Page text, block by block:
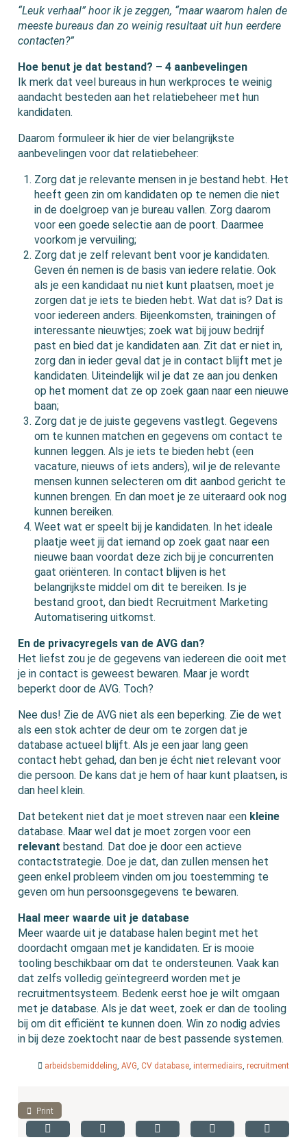
“Leuk verhaal” hoor ik je zeggen, “maar waarom halen de
meeste bureaus dan zo weinig resultaat uit hun eerdere
contacten?”
Hoe benut je dat bestand? – 4 aanbevelingen
Ik merk dat veel bureaus in hun werkproces te weinig
aandacht besteden aan het relatiebeheer met hun
kandidaten.
Daarom formuleer ik hier de vier belangrijkste
aanbevelingen voor dat relatiebeheer:
Zorg dat je relevante mensen in je bestand hebt. Het
heeft geen zin om kandidaten op te nemen die niet
in de doelgroep van je bureau vallen. Zorg daarom
voor een goede selectie aan de poort. Daarmee
voorkom je vervuiling;
Zorg dat je zelf relevant bent voor je kandidaten.
Geven én nemen is de basis van iedere relatie. Ook
als je een kandidaat nu niet kunt plaatsen, moet je
zorgen dat je iets te bieden hebt. Wat dat is? Dat is
voor iedereen anders. Bijeenkomsten, trainingen of
interessante nieuwtjes; zoek wat bij jouw bedrijf
past en bied dat je kandidaten aan. Zit dat er niet in,
zorg dan in ieder geval dat je in contact blijft met je
kandidaten. Uiteindelijk wil je dat ze aan jou denken
op het moment dat ze op zoek gaan naar een nieuwe
baan;
Zorg dat je de juiste gegevens vastlegt. Gegevens
om te kunnen matchen en gegevens om contact te
kunnen leggen. Als je iets te bieden hebt (een
vacature, nieuws of iets anders), wil je de relevante
mensen kunnen selecteren om dit aanbod gericht te
kunnen brengen. En dan moet je ze uiteraard ook nog
kunnen bereiken.
Weet wat er speelt bij je kandidaten. In het ideale
plaatje weet jij dat iemand op zoek gaat naar een
nieuwe baan voordat deze zich bij je concurrenten
gaat oriënteren. In contact blijven is het
belangrijkste middel om dit te bereiken. Is je
bestand groot, dan biedt Recruitment Marketing
Automatisering uitkomst.
En de privacyregels van de AVG dan?
Het liefst zou je de gegevens van iedereen die ooit met
je in contact is geweest bewaren. Maar je wordt
beperkt door de AVG. Toch?
Nee dus! Zie de AVG niet als een beperking. Zie de wet
als een stok achter de deur om te zorgen dat je
database actueel blijft. Als je een jaar lang geen
contact hebt gehad, dan ben je écht niet relevant voor
die persoon. De kans dat je hem of haar kunt plaatsen, is
dan heel klein.
Dat betekent niet dat je moet streven naar een kleine
database. Maar wel dat je moet zorgen voor een
relevant bestand. Dat doe je door een actieve
contactstrategie. Doe je dat, dan zullen mensen het
geen enkel probleem vinden om jou toestemming te
geven om hun persoonsgegevens te bewaren.
Haal meer waarde uit je database
Meer waarde uit je database halen begint met het
doordacht omgaan met je kandidaten. Er is mooie
tooling beschikbaar om dat te ondersteunen. Vaak kan
dat zelfs volledig geïntegreerd worden met je
recruitmentsysteem. Bedenk eerst hoe je wilt omgaan
met je database. Als je dat weet, zoek er dan de tooling
bij om dit efficiënt te kunnen doen. Win zo nodig advies
in bij deze zoektocht naar de best passende systemen.
arbeidsbemiddeling, AVG, CV database, intermediairs, recruitment
Print